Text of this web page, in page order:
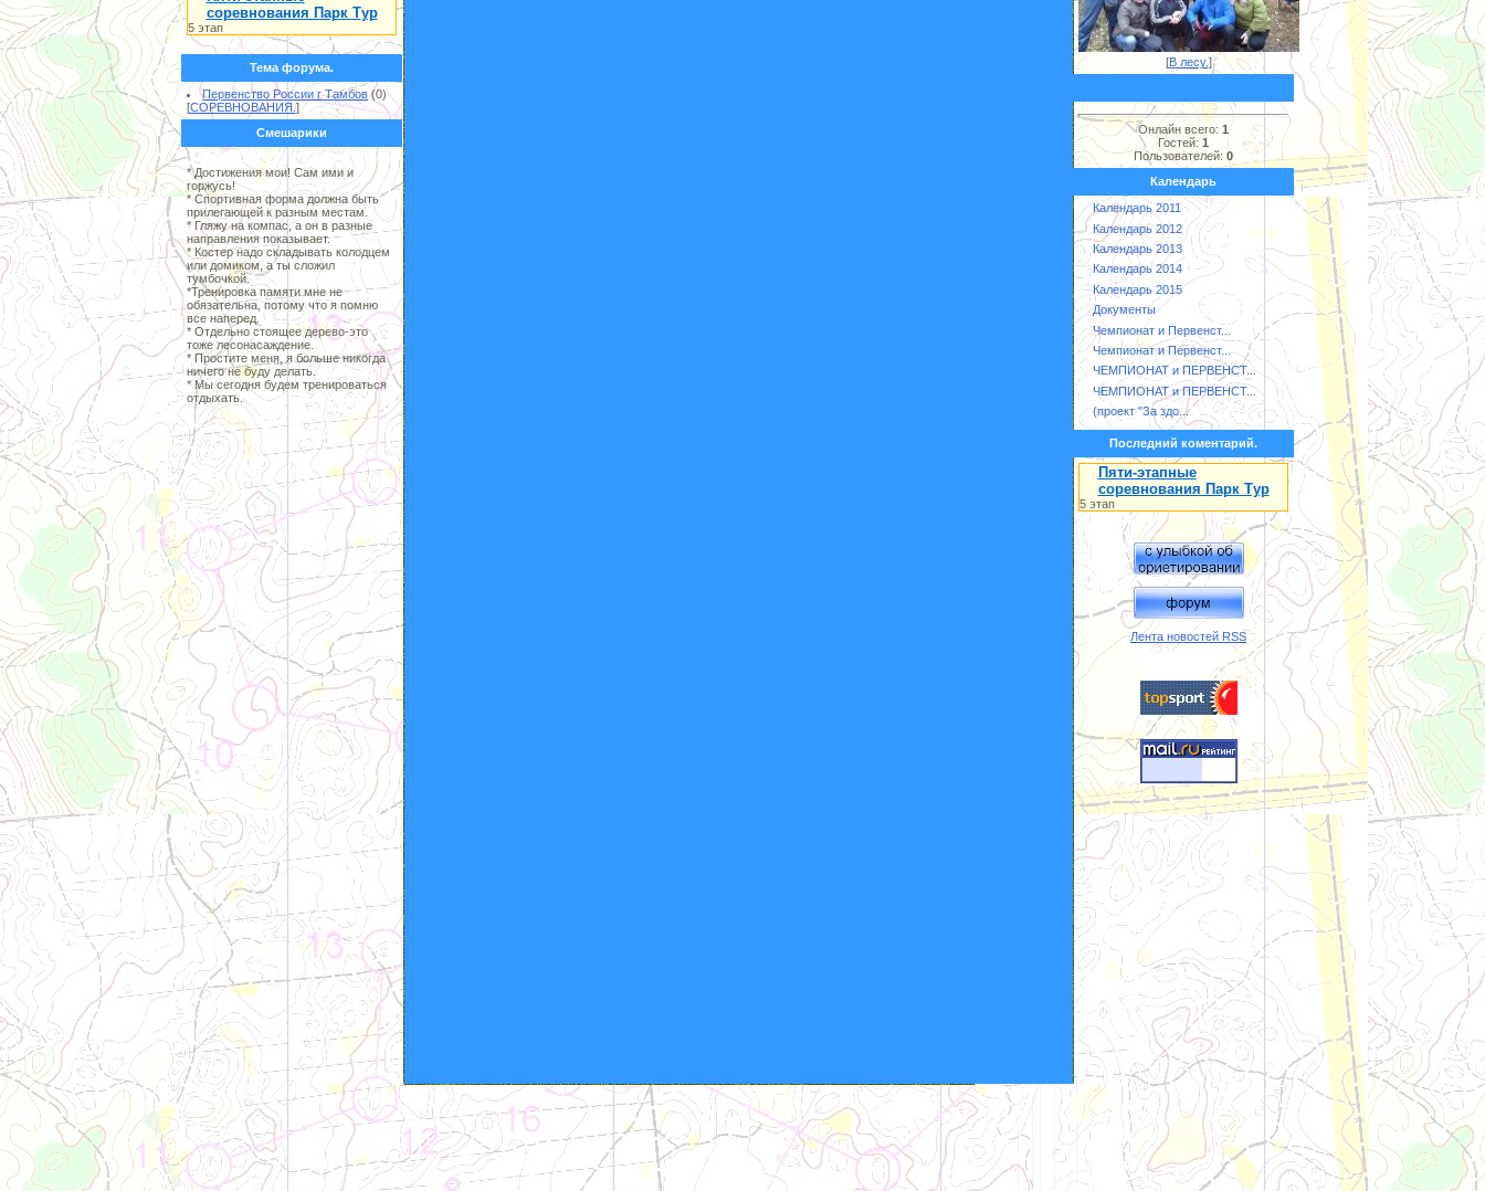
соревнования Парк Тур
5 этап
Тема форума.
Первенство России г Тамбов (0)
[СОРЕВНОВАНИЯ.]
Смешарики
* Достижения мои! Сам ими и
горжусь!
* Спортивная форма должна быть
прилегающей к разным местам.
* Гляжу на компас, а он в разные
направления показывает.
* Костер надо складывать колодцем
или домиком, а ты сложил
тумбочкой.
*Тренировка памяти мне не
обязательна, потому что я помню
все наперед.
* Отдельно стоящее дерево-это
тоже лесонасаждение.
* Простите меня, я больше никогда
ничего не буду делать.
* Мы сегодня будем тренироваться
отдыхать.
[В лесу.]
Онлайн всего: 1
Гостей: 1
Пользователей: 0
Календарь
Календарь 2011
Календарь 2012
Календарь 2013
Календарь 2014
Календарь 2015
Документы
Чемпионат и Первенст...
Чемпионат и Первенст...
ЧЕМПИОНАТ и ПЕРВЕНСТ...
ЧЕМПИОНАТ и ПЕРВЕНСТ...
(проект "За здо...
Последний коментарий.
Пяти-этапные
соревнования Парк Тур
5 этап
Лента новостей RSS